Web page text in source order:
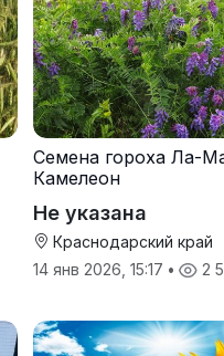
Семена гороха Ла-
Камелеон
Не указана
Краснодарский край
14 янв 2026, 15:17 • 2